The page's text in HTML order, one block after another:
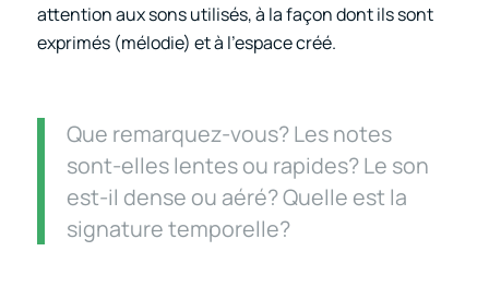
attention aux sons utilisés, à la façon dont ils sont
exprimés (mélodie) et à l’espace créé.
Que remarquez-vous? Les notes
sont-elles lentes ou rapides? Le son
est-il dense ou aéré? Quelle est la
signature temporelle?